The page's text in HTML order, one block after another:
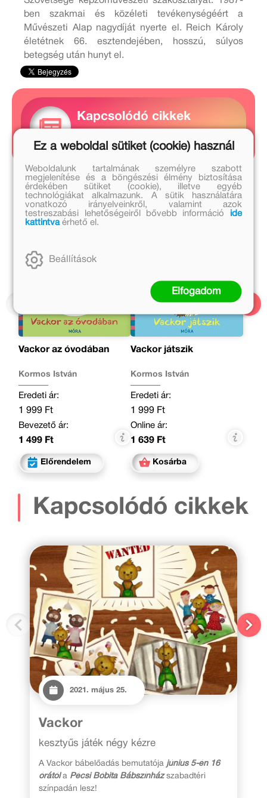
ben szakmai és közéleti tevékenységéért a
Művészeti Alap nagydíját nyerte el. Reich Károly
életétnek 66. esztendejében, hosszú, súlyos
betegség után hunyt el.
Kapcsolódó cikkek
Szerző művei
Vackor az óvodában
Kormos István
Eredeti ár:
1 999 Ft
Bevezető ár:
1 499 Ft
Előrendelem
Vackor játszik
Kormos István
Eredeti ár:
1 999 Ft
Online ár:
1 639 Ft
Kosárba
Kapcsolódó cikkek
2021. május 25.
Vackor
kesztyűs játék négy kézre
A Vackor bábelőadás bemutatója június 5-én 16
órátóla Pécsi Bóbita Bábszínházszabadtéri
színpadán lesz!
Ez a weboldal sütiket (cookie) használ
Weboldalunk tartalmának személyre szabott
megjelenítése és a böngészési élmény biztosítása
érdekében sütiket (cookie), illetve egyéb
technológiákat alkalmazunk. A sütik használatára
vonatkozó irányelveinkről, valamint azok
testreszabási lehetőségeiről bővebb információ
ide
kattintvaérhető el.
Beállítások
Elfogadom